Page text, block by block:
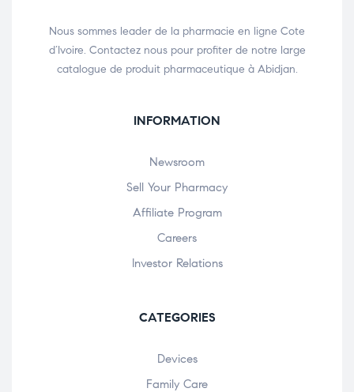
Nous sommes leader de la pharmacie en ligne Cote
d’Ivoire. Contactez nous pour profiter de notre large
catalogue de produit pharmaceutique à Abidjan.
INFORMATION
Newsroom
Sell Your Pharmacy
Affiliate Program
Careers
Investor Relations
CATEGORIES
Devices
Family Care